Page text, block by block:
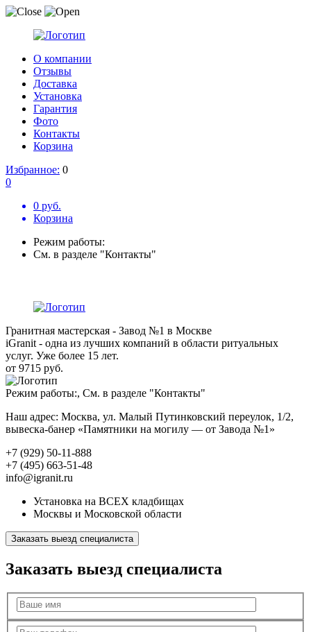
О компании
Отзывы
Доставка
Установка
Гарантия
Фото
Контакты
Корзина
Избранное: 0
0
0 руб.
Корзина
Режим работы:
См. в разделе "Контакты"
Гранитная мастерская - Завод №1 в Москве
iGranit - одна из лучших компаний в области ритуальных
услуг. Уже более 15 лет.
от 9715 руб.
Режим работы:, См. в разделе "Контакты"
Наш адрес: Москва, ул. Малый Путинковский переулок, 1/2,
вывеска-банер «Памятники на могилу — от Завода №1»
+7 (929) 50-11-888
+7 (495) 663-51-48
info@igranit.ru
Установка на ВСЕХ кладбищах
Москвы и Московской области
Заказать выезд специалиста
Заказать выезд специалиста